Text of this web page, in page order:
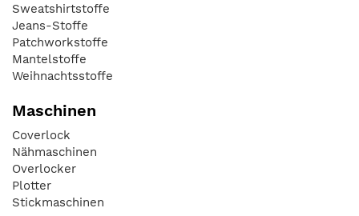
Sweatshirtstoffe
Jeans-Stoffe
Patchworkstoffe
Mantelstoffe
Weihnachtsstoffe
Maschinen
Coverlock
Nähmaschinen
Overlocker
Plotter
Stickmaschinen